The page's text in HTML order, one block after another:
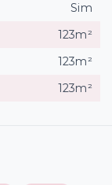
Sim
123m²
123m²
123m²